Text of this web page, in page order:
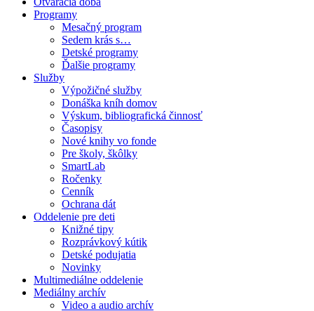
Programy
Mesačný program
Sedem krás s…
Detské programy
Ďalšie programy
Služby
Výpožičné služby
Donáška kníh domov
Výskum, bibliografická činnosť
Časopisy
Nové knihy vo fonde
Pre školy, škôlky
SmartLab
Ročenky
Cenník
Ochrana dát
Oddelenie pre deti
Knižné tipy
Rozprávkový kútik
Detské podujatia
Novinky
Multimediálne oddelenie
Mediálny archív
Video a audio archív